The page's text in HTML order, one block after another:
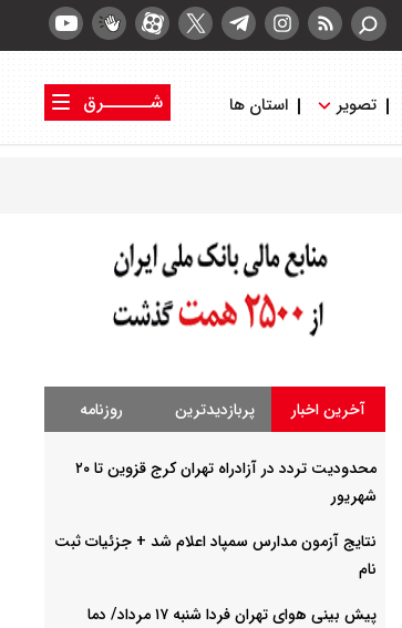
تصویر استان ها
شــــــرق
آخرین اخبار پربازدیدترین روزنامه
محدودیت تردد در آزادراه تهران کرج قزوین تا ۲۰
شهریور
نتایج آزمون مدارس سمپاد اعلام شد + جزئیات ثبت
نام
پیش بینی هوای تهران فردا شنبه ۱۷ مرداد/ دما